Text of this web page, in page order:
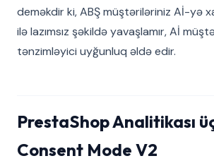
deməkdir ki, ABŞ müştəriləriniz Aİ-yə
ilə lazımsız şəkildə yavaşlamır, Aİ
tənzimləyici uyğunluq əldə edir.
PrestaShop Analitikası
Consent Mode V2